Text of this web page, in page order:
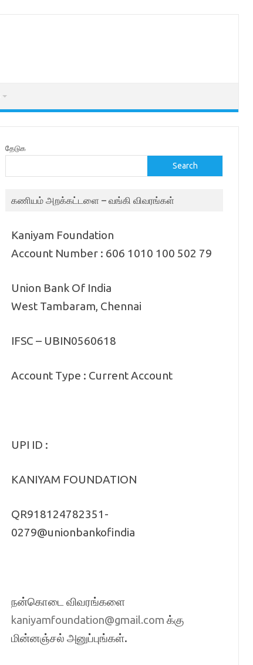
தேடுக
Search
கணியம் அறக்கட்டளை – வங்கி விவரங்கள்
Kaniyam Foundation
Account Number : 606 1010 100 502 79
Union Bank Of India
West Tambaram, Chennai
IFSC – UBIN0560618
Account Type : Current Account
UPI ID :
KANIYAM FOUNDATION
QR918124782351-
0279@unionbankofindia
நன்கொடை விவரங்களை
kaniyamfoundation@gmail.com க்கு
மின்னஞ்சல் அனுப்புங்கள்.